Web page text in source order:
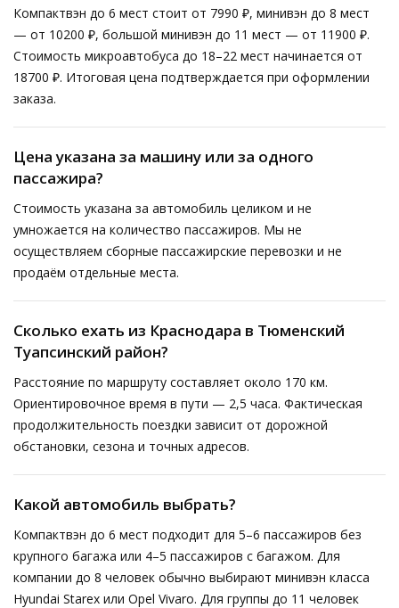
Компактвэн до 6 мест стоит от 7990 ₽, минивэн до 8 мест
— от 10200 ₽, большой минивэн до 11 мест — от 11900 ₽.
Стоимость микроавтобуса до 18–22 мест начинается от
18700 ₽. Итоговая цена подтверждается при оформлении
заказа.
Цена указана за машину или за одного
пассажира?
Стоимость указана за автомобиль целиком и не
умножается на количество пассажиров. Мы не
осуществляем сборные пассажирские перевозки и не
продаём отдельные места.
Сколько ехать из Краснодара в Тюменский
Туапсинский район?
Расстояние по маршруту составляет около 170 км.
Ориентировочное время в пути — 2,5 часа. Фактическая
продолжительность поездки зависит от дорожной
обстановки, сезона и точных адресов.
Какой автомобиль выбрать?
Компактвэн до 6 мест подходит для 5–6 пассажиров без
крупного багажа или 4–5 пассажиров с багажом. Для
компании до 8 человек обычно выбирают минивэн класса
Hyundai Starex или Opel Vivaro. Для группы до 11 человек